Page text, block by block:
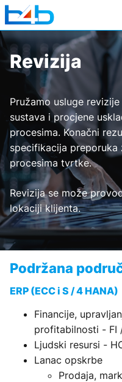
Revizija
Pružamo usluge
sustava i procjene
procesima. Konačni
specifikacija preporuka
procesima tvrtke.
Revizija se može
lokaciji klijenta.
Podržana
ERP (ECC i S / 4 HANA)
Financije,
profitabilnosti - FI
Ljudski resursi -
Lanac opskrbe
Prodaja,